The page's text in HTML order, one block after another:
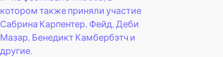
записям
котором также приняли участие
Сабрина Карпентер, Фейд, Деби
Мазар, Бенедикт Камбербэтч и
другие.